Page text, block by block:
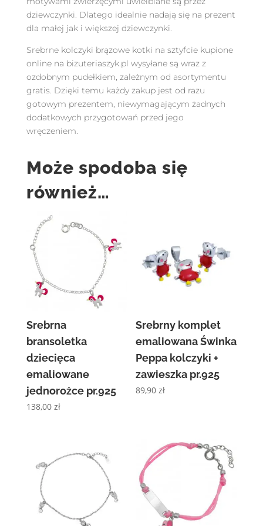
dziewczynki. Dlatego idealnie nadają się na prezent
dla małej jak i większej dziewczynki.
Srebrne kolczyki brązowe kotki na sztyfcie kupione
online na bizuteriaszyk.pl wysyłane są wraz z
ozdobnym pudełkiem, zależnym od asortymentu
gratis. Dzięki temu każdy zakup jest od razu
gotowym prezentem, niewymagającym żadnych
dodatkowych przygotowań przed jego
wręczeniem.
Może spodoba się
również…
Srebrna
bransoletka
dziecięca
emaliowane
jednorożce pr.925
138,00 zł
Srebrny komplet
emaliowana Świnka
Peppa kolczyki +
zawieszka pr.925
89,90zł